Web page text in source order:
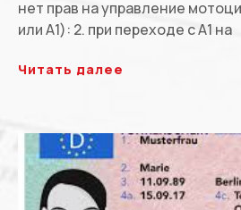
нет прав на управление
или A1): 2. при переходе с A1 на
Читать далее